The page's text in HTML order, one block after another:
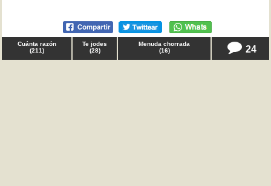
Cuánta razón
(211)
Te jodes
(28)
Menuda chorrada
(16) 24